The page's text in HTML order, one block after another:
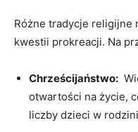
Różne tradycje religijne
kwestii prokreacji. Na
Chrześcijaństwo:
otwartości na życie,
liczby dzieci w